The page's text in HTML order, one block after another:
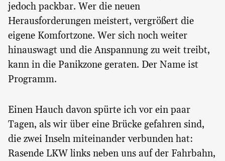
jedoch packbar. Wer die neuen
Herausforderungen meistert, vergrößert die
eigene Komfortzone. Wer sich noch weiter
hinauswagt und die Anspannung zu weit treibt,
kann in die Panikzone geraten. Der Name ist
Programm.
Einen Hauch davon spürte ich vor ein paar
Tagen, als wir über eine Brücke gefahren sind,
die zwei Inseln miteinander verbunden hat:
Rasende LKW links neben uns auf der Fahrbahn,